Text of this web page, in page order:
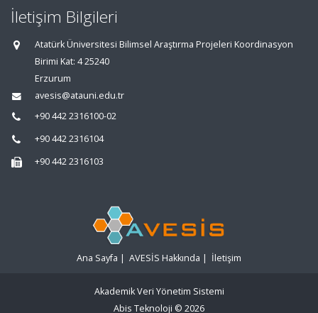
İletişim Bilgileri
Atatürk Üniversitesi Bilimsel Araştırma Projeleri Koordinasyon
Birimi Kat: 4 25240
Erzurum
avesis@atauni.edu.tr
+90 442 2316100-02
+90 442 2316104
+90 442 2316103
Ana Sayfa | AVESİS Hakkında | İletişim
Akademik Veri Yönetim Sistemi
Abis Teknoloji © 2026